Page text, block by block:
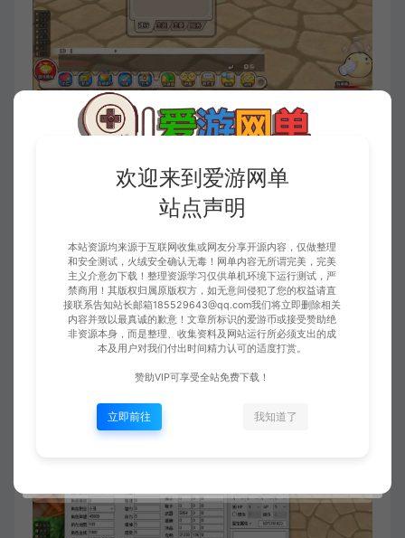
欢迎来到爱游网单
站点声明
本站资源均来源于互联网收集或网友分享开源内容，仅做整理
和安全测试，火绒安全确认无毒！网单内容无所谓完美，完美
主义介意勿下载！整理资源学习仅供单机环境下运行测试，严
禁商用！其版权归属原版权方，如无意间侵犯了您的权益请直
接联系告知站长邮箱185529643@qq.com我们将立即删除相关
内容并致以最真诚的歉意！文章所标识的爱游币或接受赞助绝
非资源本身，而是整理、收集资料及网站运行所必须支出的成
本及用户对我们付出时间精力认可的适度打赏。
赞助VIP可享受全站免费下载！
立即前往 我知道了